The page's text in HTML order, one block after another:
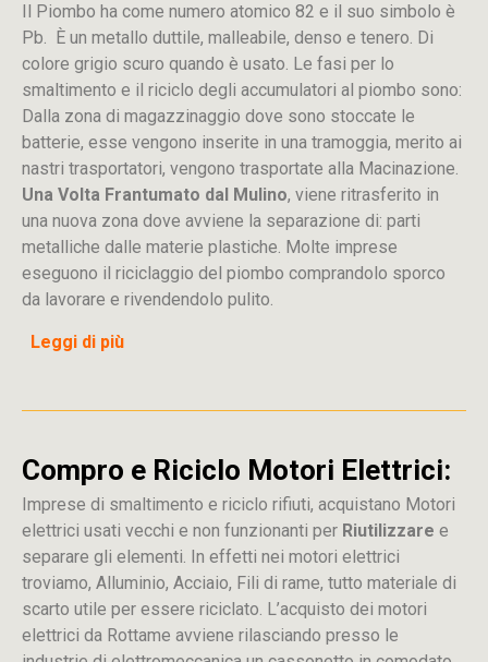
Il Piombo ha come numero atomico 82 e il suo simbolo è
Pb. È un metallo duttile, malleabile, denso e tenero. Di
colore grigio scuro quando è usato. Le fasi per lo
smaltimento e il riciclo degli accumulatori al piombo sono:
Dalla zona di magazzinaggio dove sono stoccate le
batterie, esse vengono inserite in una tramoggia, merito ai
nastri trasportatori, vengono trasportate alla Macinazione.
Una Volta Frantumato dal Mulino, viene ritrasferito in
una nuova zona dove avviene la separazione di: parti
metalliche dalle materie plastiche. Molte imprese
eseguono il riciclaggio del piombo comprandolo sporco
da lavorare e rivendendolo pulito.
Leggi di più
Compro e Riciclo Motori Elettrici:
Imprese di smaltimento e riciclo rifiuti, acquistano Motori
elettrici usati vecchi e non funzionanti per Riutilizzare e
separare gli elementi. In effetti nei motori elettrici
troviamo, Alluminio, Acciaio, Fili di rame, tutto materiale di
scarto utile per essere riciclato. L’acquisto dei motori
elettrici da Rottame avviene rilasciando presso le